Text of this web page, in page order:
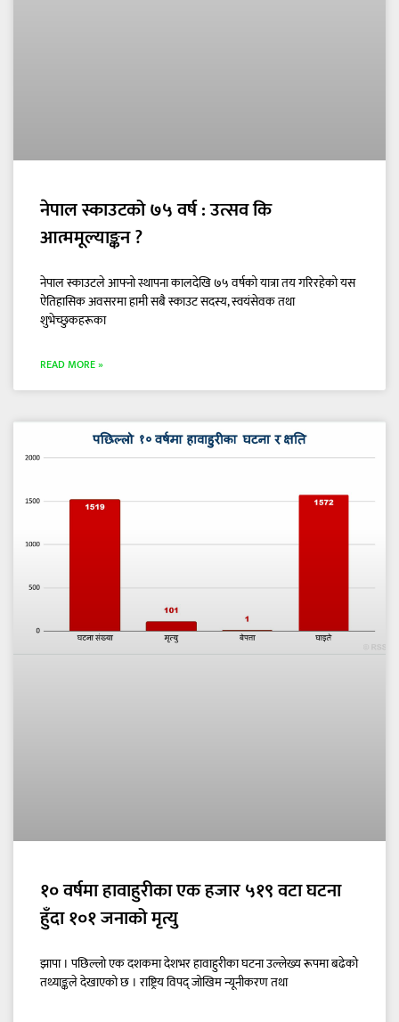
नेपाल स्काउटको ७५ वर्ष : उत्सव कि
आत्ममूल्याङ्कन ?
नेपाल स्काउटले आफ्नो स्थापना कालदेखि ७५ वर्षको यात्रा तय गरिरहेको यस
ऐतिहासिक अवसरमा हामी सबै स्काउट सदस्य, स्वयंसेवक तथा
शुभेच्छुकहरूका
READ MORE »
१० वर्षमा हावाहुरीका एक हजार ५१९ वटा घटना
हुँदा १०१ जनाको मृत्यु
झापा । पछिल्लो एक दशकमा देशभर हावाहुरीका घटना उल्लेख्य रूपमा बढेको
तथ्याङ्कले देखाएको छ । राष्ट्रिय विपद् जोखिम न्यूनीकरण तथा